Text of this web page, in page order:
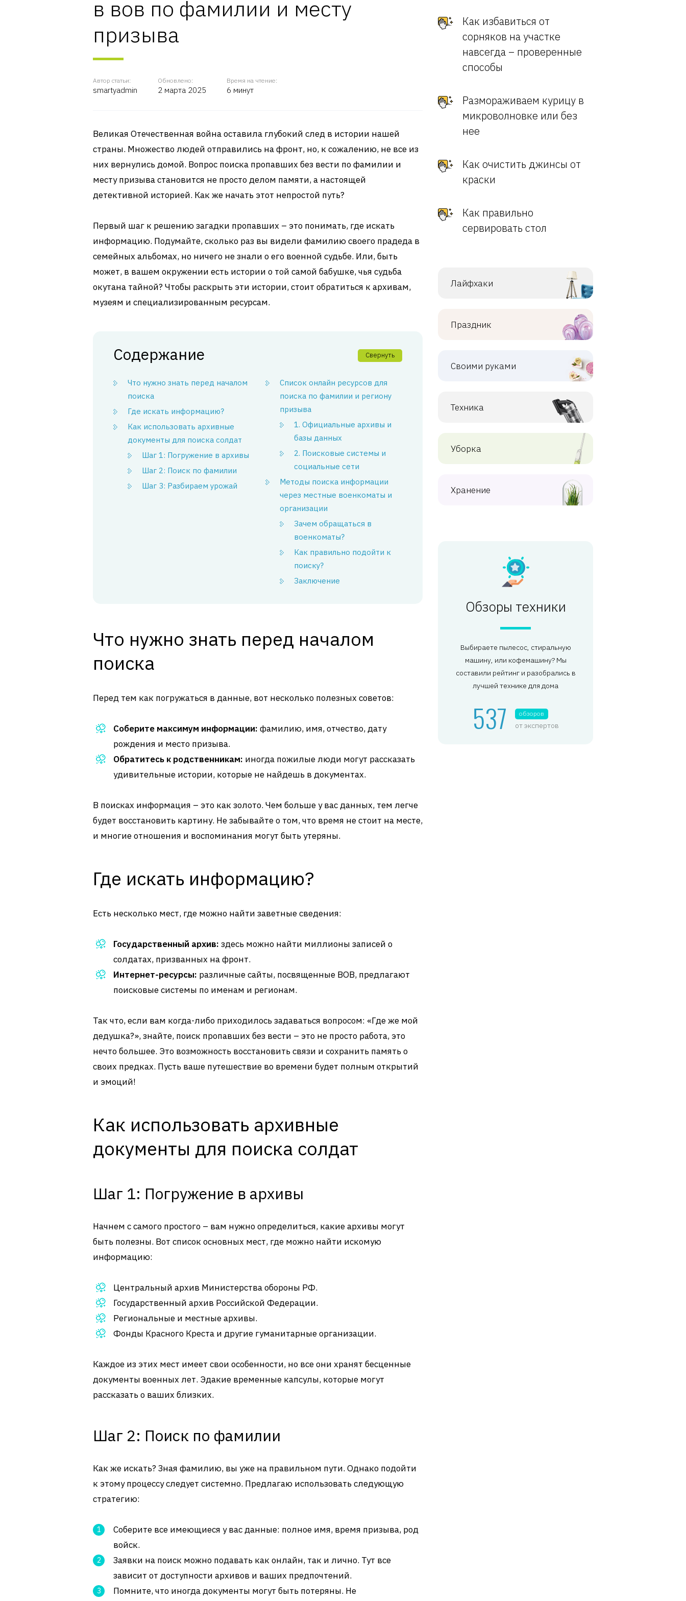
в вов по фамилии и месту
призыва
Автор статьи:
smartyadmin
Обновлено:
2 марта 2025
Время на чтение:
6 минут
Великая Отечественная война оставила глубокий след в истории нашей
страны. Множество людей отправились на фронт, но, к сожалению, не все из
них вернулись домой. Вопрос поиска пропавших без вести по фамилии и
месту призыва становится не просто делом памяти, а настоящей
детективной историей. Как же начать этот непростой путь?
Первый шаг к решению загадки пропавших – это понимать, где искать
информацию. Подумайте, сколько раз вы видели фамилию своего прадеда в
семейных альбомах, но ничего не знали о его военной судьбе. Или, быть
может, в вашем окружении есть истории о той самой бабушке, чья судьба
окутана тайной? Чтобы раскрыть эти истории, стоит обратиться к архивам,
музеям и специализированным ресурсам.
Содержание Свернуть
Что нужно знать перед началом
поиска
Где искать информацию?
Как использовать архивные
документы для поиска солдат
Шаг 1: Погружение в архивы
Шаг 2: Поиск по фамилии
Шаг 3: Разбираем урожай
Список онлайн ресурсов для
поиска по фамилии и региону
призыва
1. Официальные архивы и
базы данных
2. Поисковые системы и
социальные сети
Методы поиска информации
через местные военкоматы и
организации
Зачем обращаться в
военкоматы?
Как правильно подойти к
поиску?
Заключение
Что нужно знать перед началом
поиска
Перед тем как погружаться в данные, вот несколько полезных советов:
Соберите максимум информации: фамилию, имя, отчество, дату
рождения и место призыва.
Обратитесь к родственникам: иногда пожилые люди могут рассказать
удивительные истории, которые не найдешь в документах.
В поисках информация – это как золото. Чем больше у вас данных, тем легче
будет восстановить картину. Не забывайте о том, что время не стоит на месте,
и многие отношения и воспоминания могут быть утеряны.
Где искать информацию?
Есть несколько мест, где можно найти заветные сведения:
Государственный архив: здесь можно найти миллионы записей о
солдатах, призванных на фронт.
Интернет-ресурсы: различные сайты, посвященные ВОВ, предлагают
поисковые системы по именам и регионам.
Так что, если вам когда-либо приходилось задаваться вопросом: «Где же мой
дедушка?», знайте, поиск пропавших без вести – это не просто работа, это
нечто большее. Это возможность восстановить связи и сохранить память о
своих предках. Пусть ваше путешествие во времени будет полным открытий
и эмоций!
Как использовать архивные
документы для поиска солдат
Шаг 1: Погружение в архивы
Начнем с самого простого – вам нужно определиться, какие архивы могут
быть полезны. Вот список основных мест, где можно найти искомую
информацию:
Центральный архив Министерства обороны РФ.
Государственный архив Российской Федерации.
Региональные и местные архивы.
Фонды Красного Креста и другие гуманитарные организации.
Каждое из этих мест имеет свои особенности, но все они хранят бесценные
документы военных лет. Эдакие временные капсулы, которые могут
рассказать о ваших близких.
Шаг 2: Поиск по фамилии
Как же искать? Зная фамилию, вы уже на правильном пути. Однако подойти
к этому процессу следует системно. Предлагаю использовать следующую
стратегию:
Соберите все имеющиеся у вас данные: полное имя, время призыва, род
войск.
Заявки на поиск можно подавать как онлайн, так и лично. Тут все
зависит от доступности архивов и ваших предпочтений.
Помните, что иногда документы могут быть потеряны. Не
Как избавиться от
сорняков на участке
навсегда – проверенные
способы
Размораживаем курицу в
микроволновке или без
нее
Как очистить джинсы от
краски
Как правильно
сервировать стол
Лайфхаки
Праздник
Своими руками
Техника
Уборка
Хранение
Обзоры техники
Выбираете пылесос, стиральную
машину, или кофемашину? Мы
составили рейтинг и разобрались в
лучшей технике для дома
537 обзоров
от экспертов